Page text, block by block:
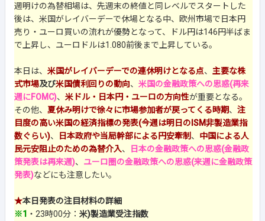
週明けの為替相場は、先週末の終値と同レベルでスタートした
後は、米国がレイバーデーで休場となる中、欧州市場で日本円
売り・ユーロ買いの流れが優勢となって、ドル円は146円半ばま
で上昇し、ユーロドルは1.080前後まで上昇している。
本日は、 米国がレイバーデーでの連休明けとなる点、 主要な株
式市場及び米国債利回りの動向、 米国の金融政策への思惑(再来
週にFOMC)、 米ドル・日本円・ユーロの方向性が重要となる。
その他、 夏休み明けで徐々に市場参加者が戻ってくる時期、 注
目度の高い米国の経済指標の発表(今週は明日のISM非製造業指
数ぐらい)、 日本政府や当局幹部による円安牽制、 中国による人
民元安阻止のための為替介入、
日本の金融政策への思惑(金融政
策発表は再来週)、 ユーロ圏の金融政策への思惑(来週に金融政策
発表)などにも注意したい。
★本日発表の注目材料の詳細
※1 ・23時00分： 米)製造業受注指数